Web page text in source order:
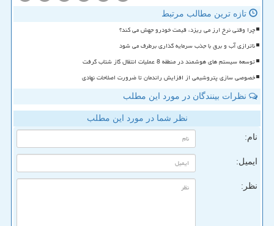
تازه ترین مطالب مرتبط
چرا وقتی نرخ ارز می ریزد، قیمت خودرو جهش می کند؟
ناترازی آب و برق با جذب سرمایه گذاری برطرف می شود
توسعه سیستم های هوشمند در منطقه 8 عملیات انتقال گاز شتاب گرفت
خصوصی سازی پتروشیمی از افزایش راندمان تا ضرورت اصلاحات نهادی
نظرات بینندگان در مورد این مطلب
نظر شما در مورد این مطلب
نام:
ایمیل:
نظر: